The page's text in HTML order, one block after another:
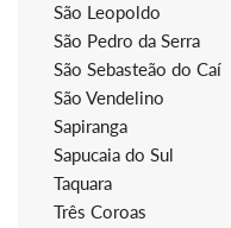
São Leopoldo
São Pedro da Serra
São Sebasteão do Caí
São Vendelino
Sapiranga
Sapucaia do Sul
Taquara
Três Coroas